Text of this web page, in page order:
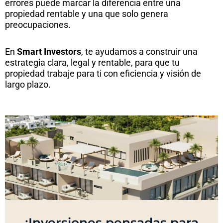
errores puede marcar la diferencia entre una
propiedad rentable y una que solo genera
preocupaciones.
En Smart Investors, te ayudamos a construir una
estrategia clara, legal y rentable, para que tu
propiedad trabaje para ti con eficiencia y visión de
largo plazo.